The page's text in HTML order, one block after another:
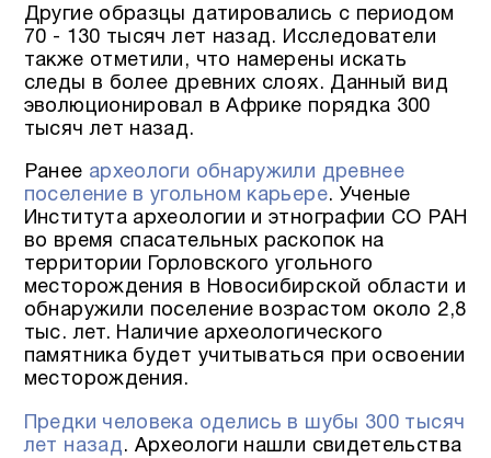
Другие образцы датировались с периодом
70 - 130 тысяч лет назад. Исследователи
также отметили, что намерены искать
следы в более древних слоях. Данный вид
эволюционировал в Африке порядка 300
тысяч лет назад.
Ранее археологи обнаружили древнее
поселение в угольном карьере. Ученые
Института археологии и этнографии СО РАН
во время спасательных раскопок на
территории Горловского угольного
месторождения в Новосибирской области и
обнаружили поселение возрастом около 2,8
тыс. лет. Наличие археологического
памятника будет учитываться при освоении
месторождения.
Предки человека оделись в шубы 300 тысяч
лет назад. Археологи нашли свидетельства